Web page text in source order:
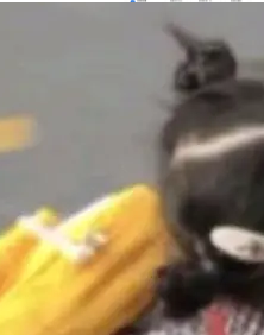
员权限、无
方博客上发
，每 token
的不仅是显
型 Hy3 的
听懂。通过
文字直接给
为“理解语
3.0 previe
粤语、吴语
片区。在开
在多语种的京ICP备2025119063号